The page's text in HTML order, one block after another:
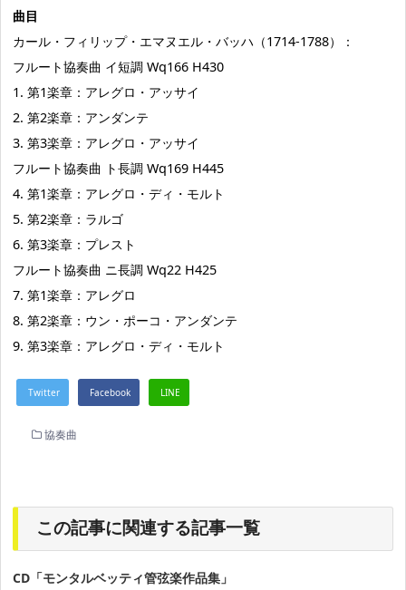
曲目
カール・フィリップ・エマヌエル・バッハ（1714-1788）：
フルート協奏曲 イ短調 Wq166 H430
1. 第1楽章：アレグロ・アッサイ
2. 第2楽章：アンダンテ
3. 第3楽章：アレグロ・アッサイ
フルート協奏曲 ト長調 Wq169 H445
4. 第1楽章：アレグロ・ディ・モルト
5. 第2楽章：ラルゴ
6. 第3楽章：プレスト
フルート協奏曲 ニ長調 Wq22 H425
7. 第1楽章：アレグロ
8. 第2楽章：ウン・ポーコ・アンダンテ
9. 第3楽章：アレグロ・ディ・モルト
協奏曲
この記事に関連する記事一覧
CD「モンタルベッティ管弦楽作品集」